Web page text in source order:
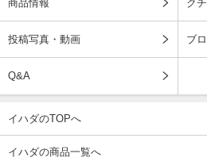
商品情報 ク
投稿写真・動画 ブ
Q&A
イハダのTOPへ
イハダの商品一覧へ